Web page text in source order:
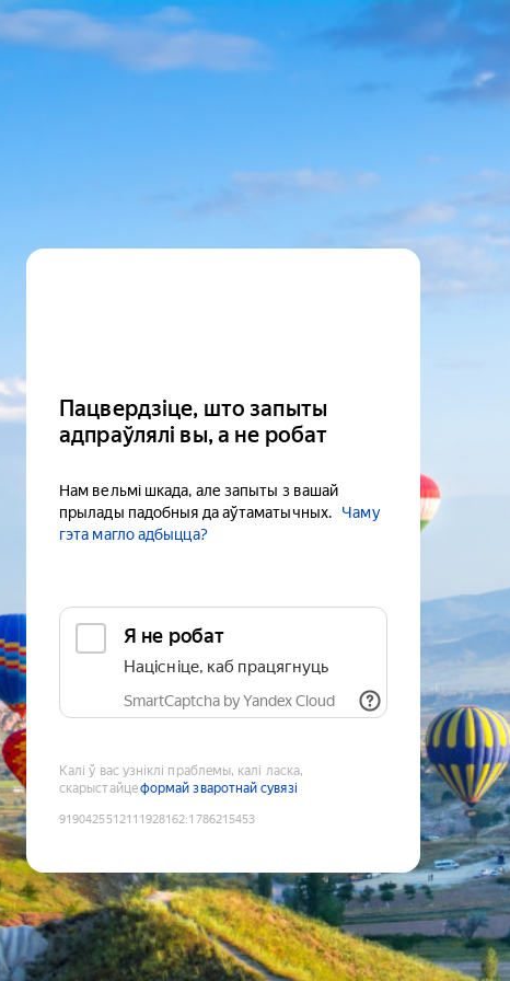
Пацвердзіце, што запыты
адпраўлялі вы, а не робат
Нам вельмі шкада, але запыты з вашай
прылады падобныя да аўтаматычных.
Чаму
гэта магло адбыцца?
Я не робат
Націсніце, каб працягнуць
SmartCaptcha by Yandex Cloud
Калі ў вас узніклі праблемы, калі ласка,
скарыстайцеформай зваротнай сувязі
9190425512111928162:1786215453